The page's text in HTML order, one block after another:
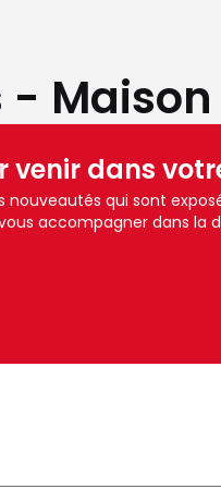
-
venir dans
qui sont
accompagner dans la